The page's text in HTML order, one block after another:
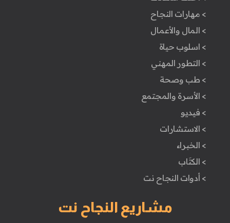
> مهارات النجاح
> المال والأعمال
> اسلوب حياة
> التطور المهني
> طب وصحة
> الأسرة والمجتمع
> فيديو
> الاستشارات
> الخبراء
> الكتَاب
> أدوات النجاح نت
مشاريع النجاح نت